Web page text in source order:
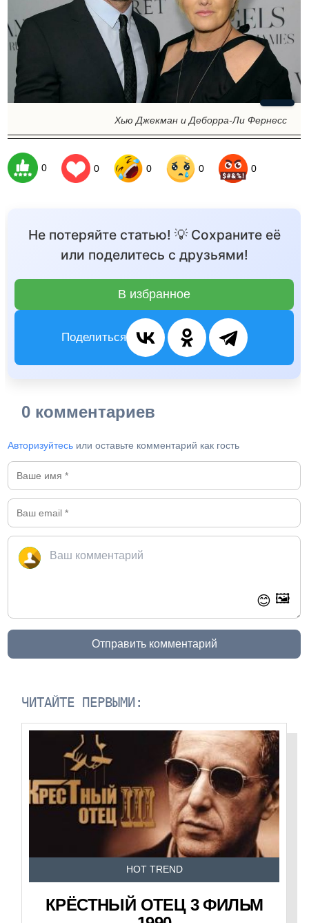
Хью Джекман и Деборра-Ли Фернесс
0 0 0 0 0
Не потеряйте статью! 💡 Сохраните её
или поделитесь с друзьями!
В избранное
Поделиться
0 комментариев
Авторизуйтесь или оставьте комментарий как гость
😊 🖼️
Отправить комментарий
ЧИТАЙТЕ ПЕРВЫМИ:
HOT TREND
КРЁСТНЫЙ ОТЕЦ 3 ФИЛЬМ